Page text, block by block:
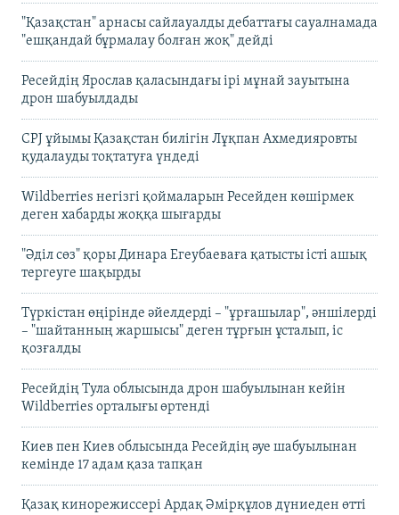
"Қазақстан" арнасы сайлауалды дебаттағы сауалнамада
"ешқандай бұрмалау болған жоқ" дейді
Ресейдің Ярослав қаласындағы ірі мұнай зауытына
дрон шабуылдады
CPJ ұйымы Қазақстан билігін Лұқпан Ахмедияровты
қудалауды тоқтатуға үндеді
Wildberries негізгі қоймаларын Ресейден көшірмек
деген хабарды жоққа шығарды
"Әділ сөз" қоры Динара Егеубаеваға қатысты істі ашық
тергеуге шақырды
Түркістан өңірінде әйелдерді – "ұрғашылар", әншілерді
– "шайтанның жаршысы" деген тұрғын ұсталып, іс
қозғалды
Ресейдің Тула облысында дрон шабуылынан кейін
Wildberries орталығы өртенді
Киев пен Киев облысында Ресейдің әуе шабуылынан
кемінде 17 адам қаза тапқан
Қазақ кинорежиссері Ардақ Әмірқұлов дүниеден өтті